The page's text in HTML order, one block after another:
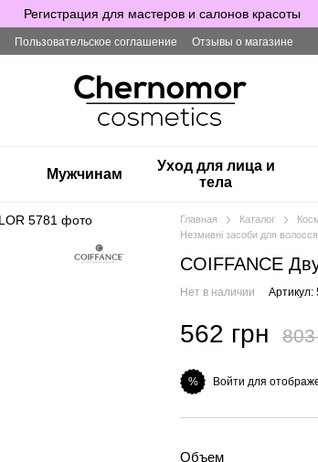
Регистрация для мастеров и салонов красоты
Пользовательское соглашение Отзывы о магазине
Мужчинам
Уход для лица и
тела
Главная Каталог
Незмивні засоби для
COIFFANCE
Нет в наличии Артикул:
562 грн 803
% Войти для
Объем